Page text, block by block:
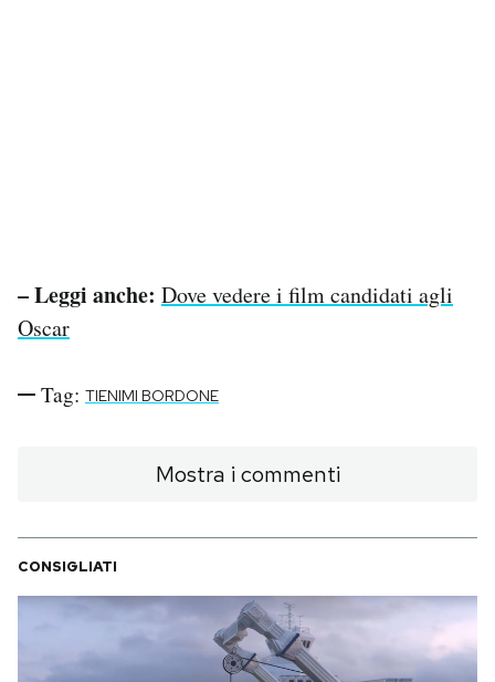
– Leggi anche: Dove vedere i film candidati agli
Oscar
Tag: TIENIMI BORDONE
Mostra i commenti
CONSIGLIATI